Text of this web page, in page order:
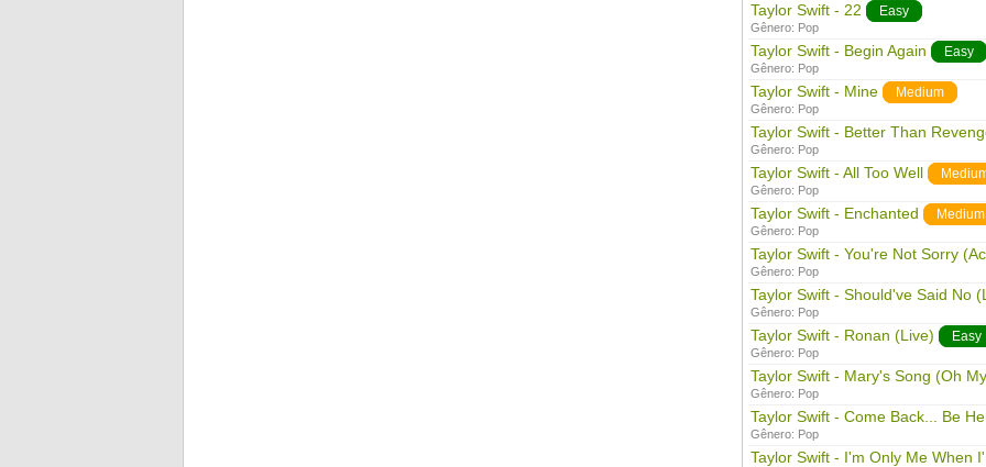
Taylor Swift - 22 Easy
Gênero: Pop
Taylor Swift - Begin Again Easy
Gênero: Pop
Taylor Swift - Mine Medium
Gênero: Pop
Taylor Swift - Better Than
Gênero: Pop
Taylor Swift - All Too Well
Gênero: Pop
Taylor Swift - Enchanted Medium
Gênero: Pop
Taylor Swift - You're Not Sorry
Gênero: Pop
Taylor Swift - Should've Said No
Gênero: Pop
Taylor Swift - Ronan (Live) Easy
Gênero: Pop
Taylor Swift - Mary's Song (Oh
Gênero: Pop
Taylor Swift - Come Back... Be
Gênero: Pop
Taylor Swift - I'm Only Me When